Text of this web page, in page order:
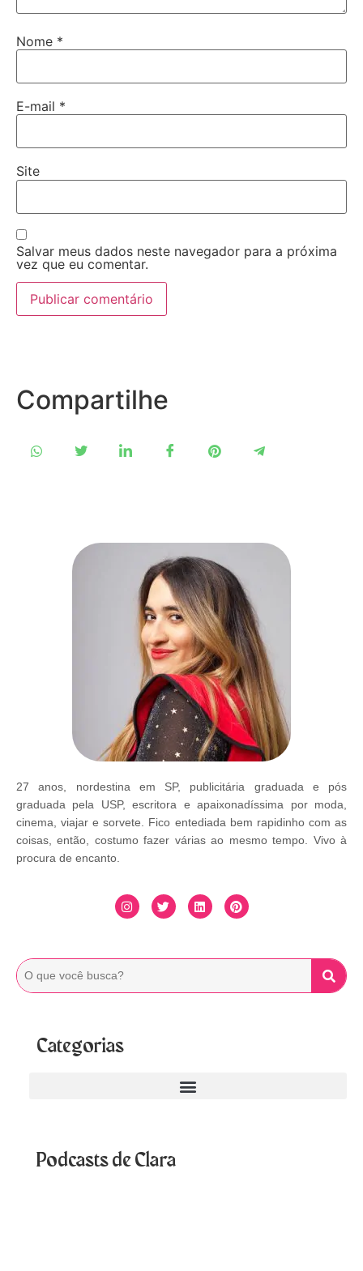
Nome *
E-mail *
Site
Salvar meus dados neste navegador para a próxima
vez que eu comentar.
Compartilhe
27 anos, nordestina em SP, publicitária graduada e pós
graduada pela USP, escritora e apaixonadíssima por moda,
cinema, viajar e sorvete. Fico entediada bem rapidinho com as
coisas, então, costumo fazer várias ao mesmo tempo. Vivo à
procura de encanto.
Categorias
Podcasts de Clara